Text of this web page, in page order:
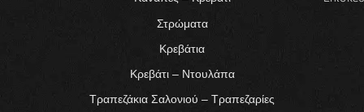
Στρώματα
Κρεβάτια
Κρεβάτι – Ντουλάπα
Τραπεζάκια Σαλονιού – Τραπεζαρίες